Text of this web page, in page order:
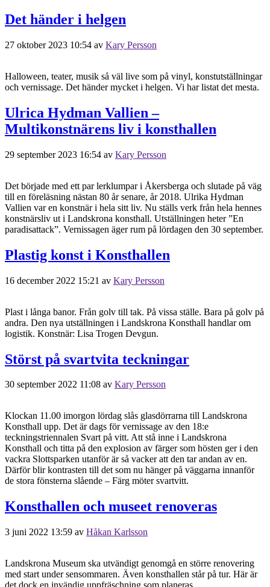
Det händer i helgen
27 oktober 2023 10:54 av Kary Persson
Halloween, teater, musik så väl live som på vinyl, konstutställningar
och vernissage. Det händer mycket i helgen. Vi har listat det mesta.
Ulrica Hydman Vallien –
Multikonstnärens liv i konsthallen
29 september 2023 16:54 av Kary Persson
Det började med ett par lerklumpar i Åkersberga och slutade på väg
till en föreläsning nästan 80 år senare, år 2018. Ulrika Hydman
Vallien var en konstnär i hela sitt liv. Nu ställs verk från hela hennes
konstnärsliv ut i Landskrona konsthall. Utställningen heter ”En
paradisattack”. Vernissagen äger rum på lördagen den 30 september.
Plastig konst i Konsthallen
16 december 2022 15:21 av Kary Persson
Plast i långa banor. Från golv till tak. På vissa ställe. Bara på golv på
andra. Den nya utställningen i Landskrona Konsthall handlar om
logistik. Konstnär: Lisa Trogen Devgun.
Störst på svartvita teckningar
30 september 2022 11:08 av Kary Persson
Klockan 11.00 imorgon lördag slås glasdörrarna till Landskrona
Konsthall upp. Det är dags för vernissage av den 18:e
teckningstriennalen Svart på vitt. Att stå inne i Landskrona
Konsthall och titta på den explosion av färger som hösten ger i den
vackra Slottsparken utanför är så vacker att den tar andan av en.
Därför blir kontrasten till det som nu hänger på väggarna innanför
de stora fönsterna slående – Färg möter svartvitt.
Konsthallen och museet renoveras
3 juni 2022 13:59 av Håkan Karlsson
Landskrona Museum ska utvändigt genomgå en större renovering
med start under sensommaren. Även konsthallen står på tur. Här är